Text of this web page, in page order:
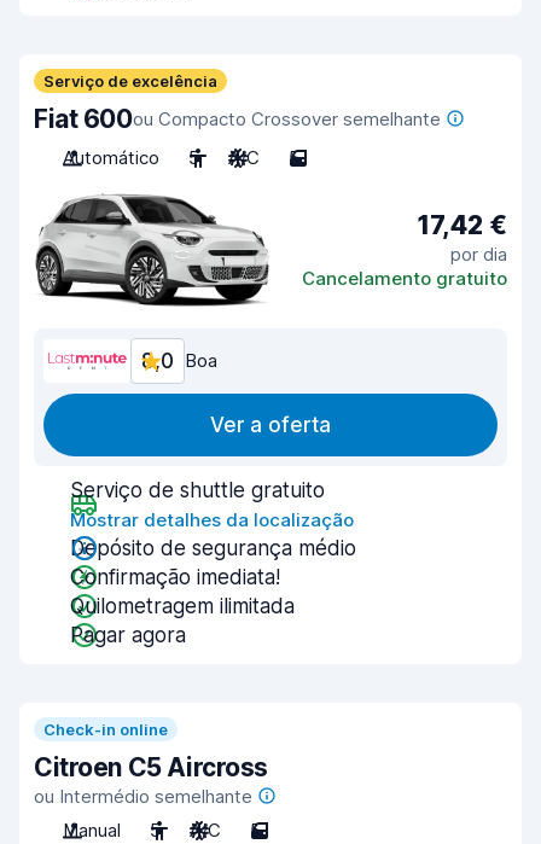
Serviço de excelência
Fiat 600ou Compacto Crossover semelhante
Automático
5 A/C 5
17,42 €
por dia
Cancelamento gratuito
8,0 Boa
Ver a oferta
Serviço de shuttle gratuito
Mostrar detalhes da localização
Depósito de segurança médio
Confirmação imediata!
Quilometragem ilimitada
Pagar agora
Check-in online
Citroen C5 Aircross
ou Intermédio semelhante
Manual
5 A/C 5